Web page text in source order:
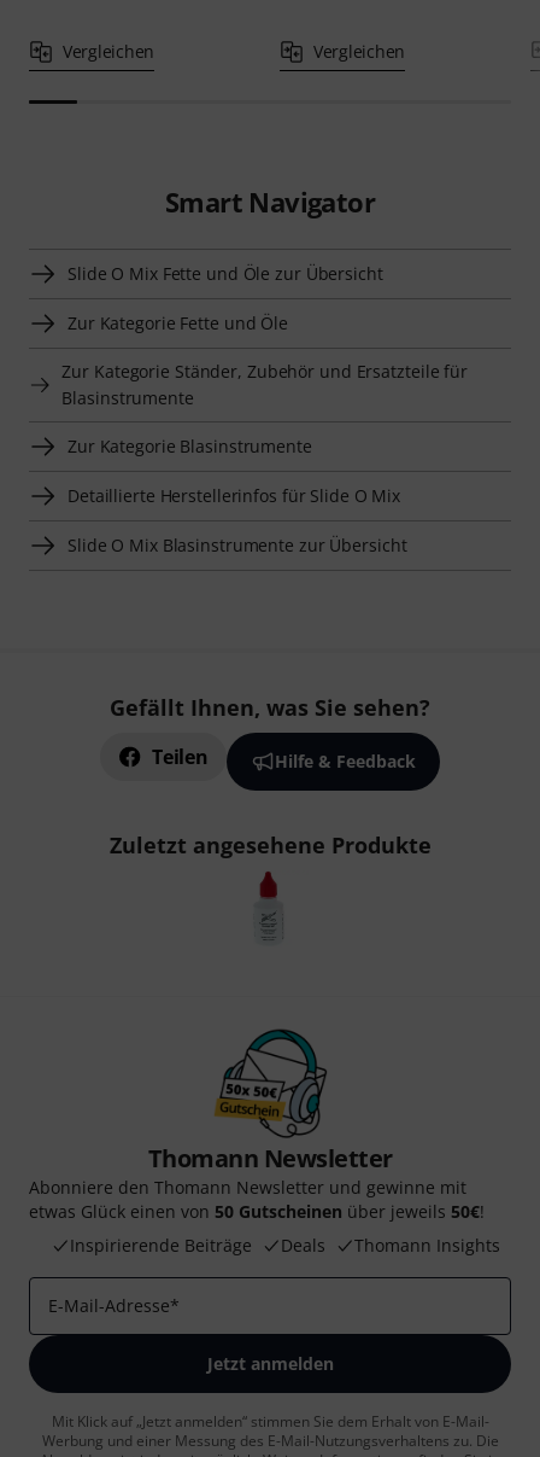
Vergleichen Vergleichen
Smart Navigator
Slide O Mix Fette und Öle zur Übersicht
Zur Kategorie Fette und Öle
Zur Kategorie Ständer, Zubehör und Ersatzteile für
Blasinstrumente
Zur Kategorie Blasinstrumente
Detaillierte Herstellerinfos für Slide O Mix
Slide O Mix Blasinstrumente zur Übersicht
Gefällt Ihnen, was Sie sehen?
Teilen Hilfe & Feedback
Zuletzt angesehene Produkte
Thomann Newsletter
Abonniere den Thomann Newsletter und gewinne mit
etwas Glück einen von 50 Gutscheinen über jeweils 50€!
Inspirierende Beiträge
Deals Thomann Insights
E-Mail-Adresse*
Jetzt anmelden
Mit Klick auf „Jetzt anmelden“ stimmen Sie dem Erhalt von E-Mail-
Werbung und einer Messung des E-Mail-Nutzungsverhaltens zu. Die